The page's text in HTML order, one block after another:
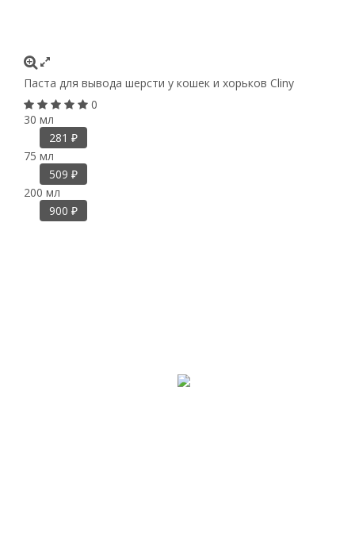
Паста для вывода шерсти у кошек и хорьков Cliny
0
30 мл
281 ₽
75 мл
509 ₽
200 мл
900 ₽